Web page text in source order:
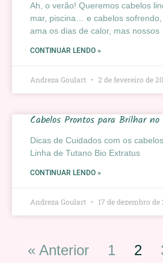
Ah, o verão! Queremos cabelos
mar, piscina… e cabelos sofrendo,
ama os dias de calor, mas nossos
CONTINUAR LENDO »
Andreza Goulart 2 de fevereiro de
Cabelos Prontos para Brilhar no
Dicas de Cuidados com os
Linha de Tutano Bio Extratus
CONTINUAR LENDO »
Andreza Goulart 17 de dezembro de
« Anterior 1 2